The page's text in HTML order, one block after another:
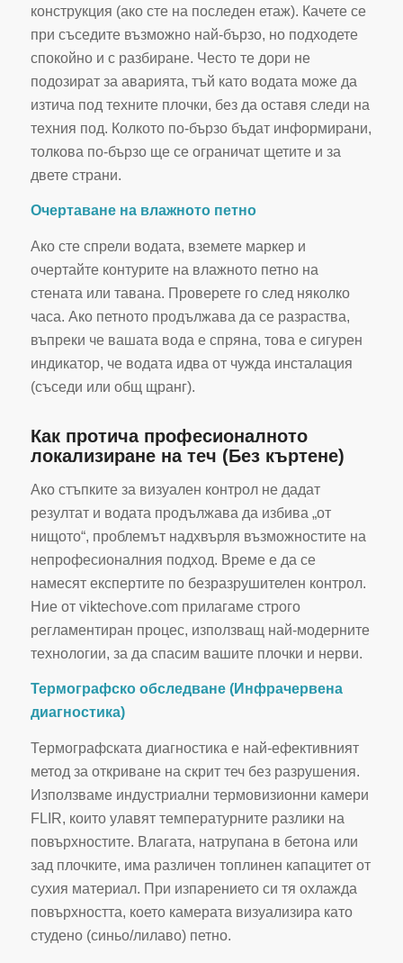
конструкция (ако сте на последен етаж). Качете се
при съседите възможно най-бързо, но подходете
спокойно и с разбиране. Често те дори не
подозират за аварията, тъй като водата може да
изтича под техните плочки, без да оставя следи на
техния под. Колкото по-бързо бъдат информирани,
толкова по-бързо ще се ограничат щетите и за
двете страни.
Очертаване на влажното петно
Ако сте спрели водата, вземете маркер и
очертайте контурите на влажното петно на
стената или тавана. Проверете го след няколко
часа. Ако петното продължава да се разраства,
въпреки че вашата вода е спряна, това е сигурен
индикатор, че водата идва от чужда инсталация
(съседи или общ щранг).
Как протича професионалното
локализиране на теч (Без къртене)
Ако стъпките за визуален контрол не дадат
резултат и водата продължава да избива „от
нищото“, проблемът надхвърля възможностите на
непрофесионалния подход. Време е да се
намесят експертите по безразрушителен контрол.
Ние от viktechove.com прилагаме строго
регламентиран процес, използващ най-модерните
технологии, за да спасим вашите плочки и нерви.
Термографско обследване (Инфрачервена
диагностика)
Термографската диагностика е най-ефективният
метод за откриване на скрит теч без разрушения.
Използваме индустриални термовизионни камери
FLIR, които улавят температурните разлики на
повърхностите. Влагата, натрупана в бетона или
зад плочките, има различен топлинен капацитет от
сухия материал. При изпарението си тя охлажда
повърхността, което камерата визуализира като
студено (синьо/лилаво) петно.